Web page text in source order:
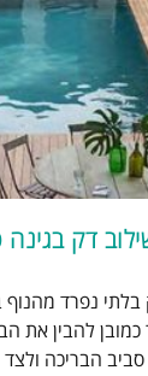
דק
נפרד מהנוף
להבין את
הבריכה ולצד